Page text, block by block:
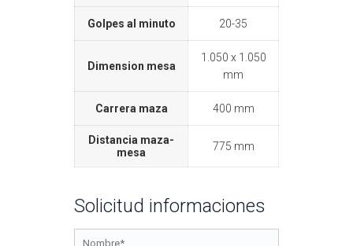
Golpes al minuto 20-35
Dimension mesa
1.050 x 1.050
mm
Carrera maza 400 mm
Distancia maza-
mesa
775 mm
Solicitud informaciones